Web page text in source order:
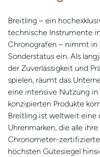
Breitling – ein
technische Instrumente
Chronografen – nimmt in
Sonderstatus ein. Als
der Zuverlässigkeit und
spielen, räumt das
eine intensive Nutzung
konzipierten Produkte
Breitling ist weltweit eine
Uhrenmarken, die alle
Chronometer-
höchsten Gütesiegel